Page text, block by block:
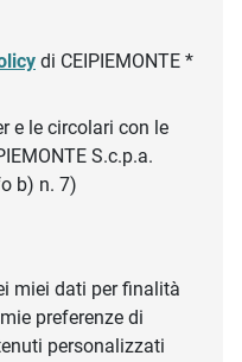
di CEIPIEMONTE *
e le circolari con le
S.c.p.a.
b) n. 7)
miei dati per finalità
preferenze di
personalizzati